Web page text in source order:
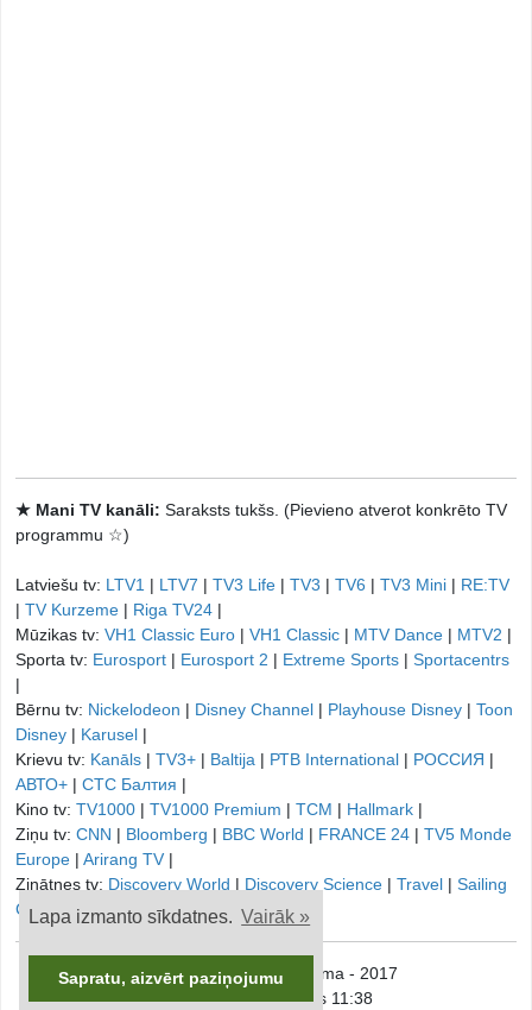
Lapa izmanto sīkdatnes. Vairāk »
Sapratu, aizvērt paziņojumu
★ Mani TV kanāli: Saraksts tukšs. (Pievieno atverot konkrēto TV
programmu ☆)
Latviešu tv: LTV1 | LTV7 | TV3 Life | TV3 | TV6 | TV3 Mini | RE:TV
| TV Kurzeme | Riga TV24 |
Mūzikas tv: VH1 Classic Euro | VH1 Classic | MTV Dance | MTV2 |
Sporta tv: Eurosport | Eurosport 2 | Extreme Sports | Sportacentrs
|
Bērnu tv: Nickelodeon | Disney Channel | Playhouse Disney | Toon
Disney | Karusel |
Krievu tv: Kanāls | TV3+ | Baltija | РТB International | РОССИЯ |
АВТО+ | СТС Балтия |
Kino tv: TV1000 | TV1000 Premium | TCM | Hallmark |
Ziņu tv: CNN | Bloomberg | BBC World | FRANCE 24 | TV5 Monde
Europe | Arirang TV |
Zinātnes tv: Discovery World | Discovery Science | Travel | Sailing
Channel|
© onTV.LV - TV Programma - 2017
Piektdiena, 7. augusts 11:38